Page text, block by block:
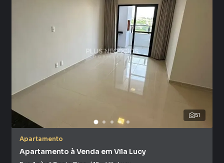
atendimento preparada para atender proprietários e
51
Apartamento
Apartamento à Venda em Vila Lucy